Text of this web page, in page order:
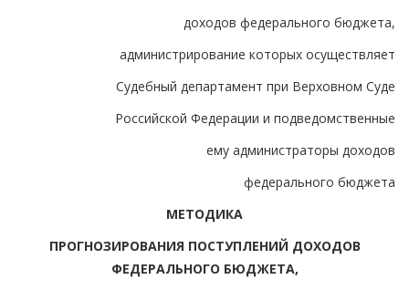
доходов федерального бюджета,
администрирование которых осуществляет
Судебный департамент при Верховном Суде
Российской Федерации и подведомственные
ему администраторы доходов
федерального бюджета
МЕТОДИКА
ПРОГНОЗИРОВАНИЯ ПОСТУПЛЕНИЙ ДОХОДОВ
ФЕДЕРАЛЬНОГО БЮДЖЕТА,